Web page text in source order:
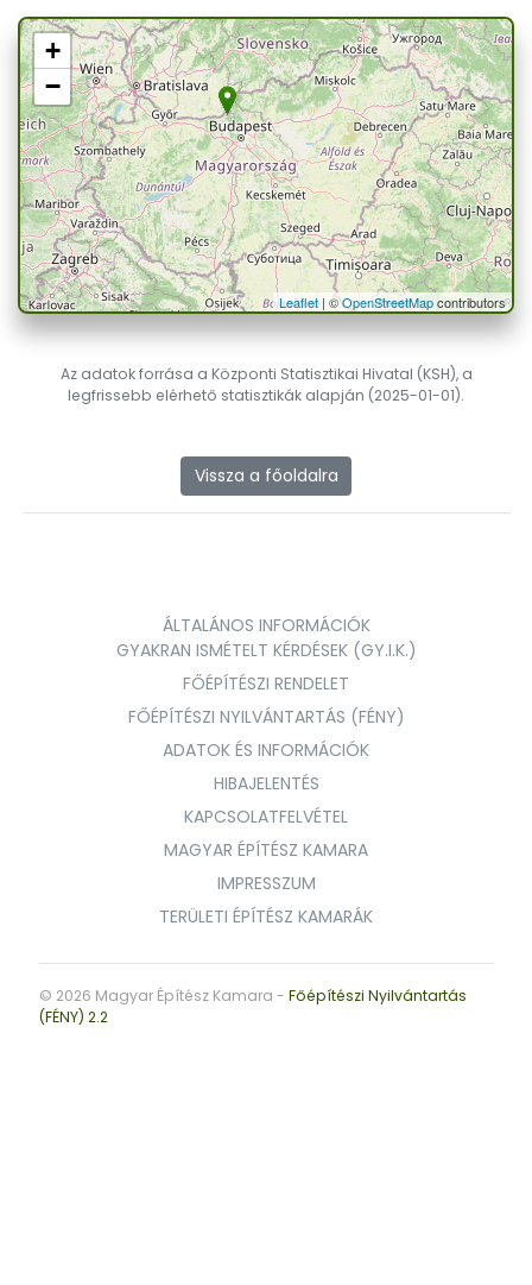
+
−
Leaflet| ©OpenStreetMapcontributors
Az adatok forrása a Központi Statisztikai Hivatal (KSH), a
legfrissebb elérhető statisztikák alapján (2025-01-01).
Vissza a főoldalra
ÁLTALÁNOS INFORMÁCIÓK
GYAKRAN ISMÉTELT KÉRDÉSEK (GY.I.K.)
FŐÉPÍTÉSZI RENDELET
FŐÉPÍTÉSZI NYILVÁNTARTÁS (FÉNY)
ADATOK ÉS INFORMÁCIÓK
HIBAJELENTÉS
KAPCSOLATFELVÉTEL
MAGYAR ÉPÍTÉSZ KAMARA
IMPRESSZUM
TERÜLETI ÉPÍTÉSZ KAMARÁK
© 2026 Magyar Építész Kamara - Főépítészi Nyilvántartás
(FÉNY) 2.2